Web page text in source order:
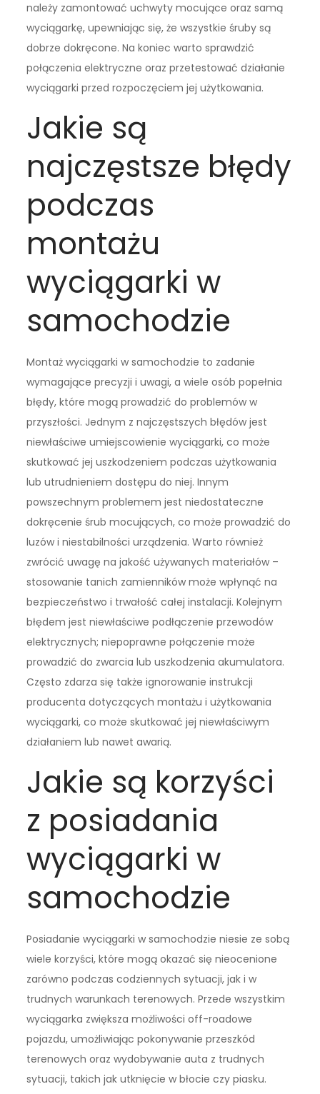
należy zamontować uchwyty mocujące oraz samą
wyciągarkę, upewniając się, że wszystkie śruby są
dobrze dokręcone. Na koniec warto sprawdzić
połączenia elektryczne oraz przetestować działanie
wyciągarki przed rozpoczęciem jej użytkowania.
Jakie są
najczęstsze błędy
podczas
montażu
wyciągarki w
samochodzie
Montaż wyciągarki w samochodzie to zadanie
wymagające precyzji i uwagi, a wiele osób popełnia
błędy, które mogą prowadzić do problemów w
przyszłości. Jednym z najczęstszych błędów jest
niewłaściwe umiejscowienie wyciągarki, co może
skutkować jej uszkodzeniem podczas użytkowania
lub utrudnieniem dostępu do niej. Innym
powszechnym problemem jest niedostateczne
dokręcenie śrub mocujących, co może prowadzić do
luzów i niestabilności urządzenia. Warto również
zwrócić uwagę na jakość używanych materiałów –
stosowanie tanich zamienników może wpłynąć na
bezpieczeństwo i trwałość całej instalacji. Kolejnym
błędem jest niewłaściwe podłączenie przewodów
elektrycznych; niepoprawne połączenie może
prowadzić do zwarcia lub uszkodzenia akumulatora.
Często zdarza się także ignorowanie instrukcji
producenta dotyczących montażu i użytkowania
wyciągarki, co może skutkować jej niewłaściwym
działaniem lub nawet awarią.
Jakie są korzyści
z posiadania
wyciągarki w
samochodzie
Posiadanie wyciągarki w samochodzie niesie ze sobą
wiele korzyści, które mogą okazać się nieocenione
zarówno podczas codziennych sytuacji, jak i w
trudnych warunkach terenowych. Przede wszystkim
wyciągarka zwiększa możliwości off-roadowe
pojazdu, umożliwiając pokonywanie przeszkód
terenowych oraz wydobywanie auta z trudnych
sytuacji, takich jak utknięcie w błocie czy piasku.